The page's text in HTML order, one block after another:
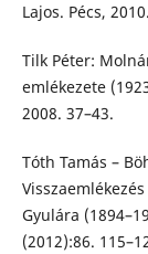
Lajos. Pécs, 2010.
Tilk Péter:
emlékezete
2008. 37–43.
Tóth Tamás –
Gyulára
(2012):86.